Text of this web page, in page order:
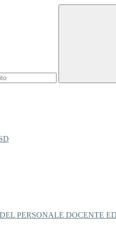
PERSONALE DOCENTE